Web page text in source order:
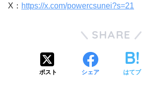
X： https://x.com/powercsunei?s=21
SHARE
ポスト シェア はてブ